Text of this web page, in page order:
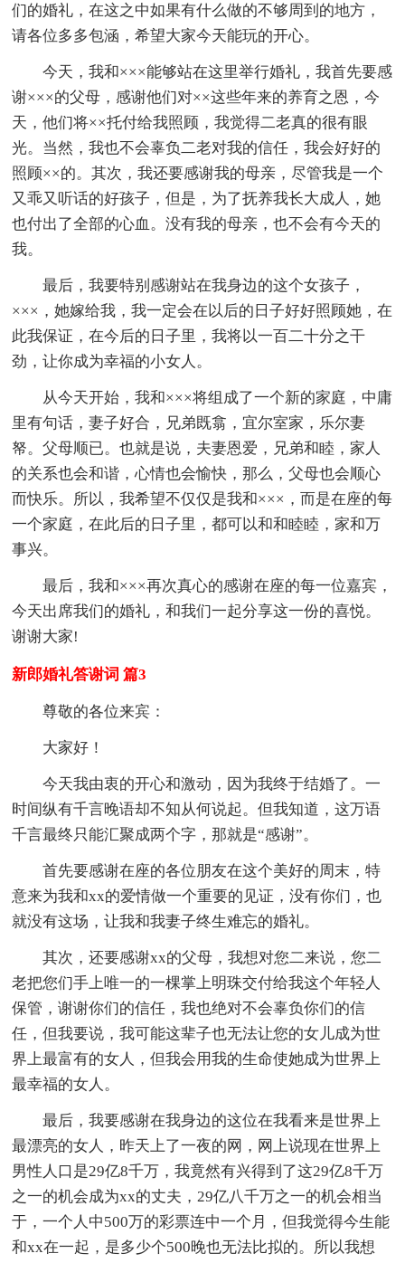
们的婚礼，在这之中如果有什么做的不够周到的地方，
请各位多多包涵，希望大家今天能玩的开心。
今天，我和×××能够站在这里举行婚礼，我首先要感
谢×××的父母，感谢他们对××这些年来的养育之恩，今
天，他们将××托付给我照顾，我觉得二老真的很有眼
光。当然，我也不会辜负二老对我的信任，我会好好的
照顾××的。其次，我还要感谢我的母亲，尽管我是一个
又乖又听话的好孩子，但是，为了抚养我长大成人，她
也付出了全部的心血。没有我的母亲，也不会有今天的
我。
最后，我要特别感谢站在我身边的这个女孩子，
×××，她嫁给我，我一定会在以后的日子好好照顾她，在
此我保证，在今后的日子里，我将以一百二十分之干
劲，让你成为幸福的小女人。
从今天开始，我和×××将组成了一个新的家庭，中庸
里有句话，妻子好合，兄弟既翕，宜尔室家，乐尔妻
帑。父母顺已。也就是说，夫妻恩爱，兄弟和睦，家人
的关系也会和谐，心情也会愉快，那么，父母也会顺心
而快乐。所以，我希望不仅仅是我和×××，而是在座的每
一个家庭，在此后的日子里，都可以和和睦睦，家和万
事兴。
最后，我和×××再次真心的感谢在座的每一位嘉宾，
今天出席我们的婚礼，和我们一起分享这一份的喜悦。
谢谢大家!
新郎婚礼答谢词 篇3
尊敬的各位来宾：
大家好！
今天我由衷的开心和激动，因为我终于结婚了。一
时间纵有千言晚语却不知从何说起。但我知道，这万语
千言最终只能汇聚成两个字，那就是“感谢”。
首先要感谢在座的各位朋友在这个美好的周末，特
意来为我和xx的爱情做一个重要的见证，没有你们，也
就没有这场，让我和我妻子终生难忘的婚礼。
其次，还要感谢xx的父母，我想对您二来说，您二
老把您们手上唯一的一棵掌上明珠交付给我这个年轻人
保管，谢谢你们的信任，我也绝对不会辜负你们的信
任，但我要说，我可能这辈子也无法让您的女儿成为世
界上最富有的女人，但我会用我的生命使她成为世界上
最幸福的女人。
最后，我要感谢在我身边的这位在我看来是世界上
最漂亮的女人，昨天上了一夜的网， 网上说现在世界上
男性人口是29亿8千万，我竟然有兴得到了这29亿8千万
之一的机会成为xx的丈夫，29亿八千万之一的机会相当
于，一个人中500万的彩票连中一个月，但我觉得今生能
和xx在一起，是多少个500晚也无法比拟的。所以我想